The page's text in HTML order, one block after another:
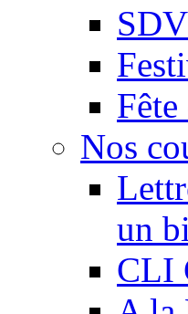
Nos
un
CLI